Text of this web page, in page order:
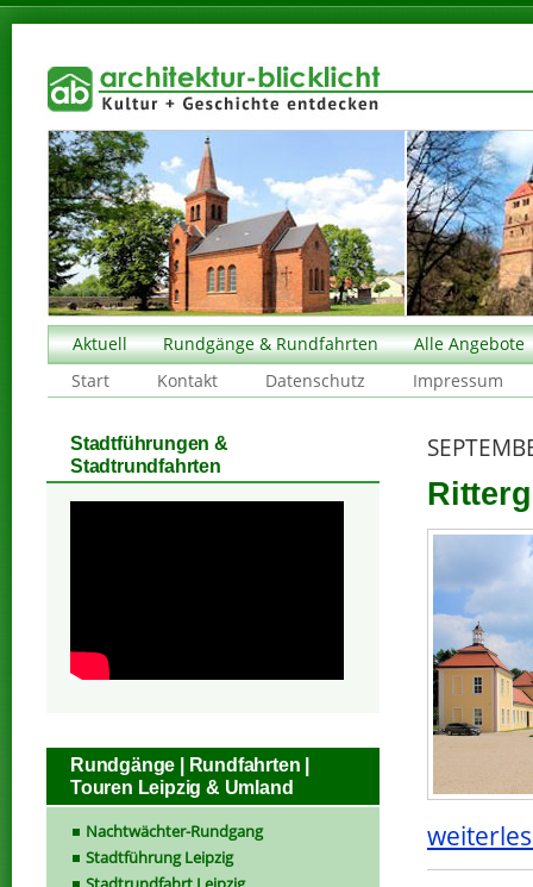
Aktuell Rundgänge & Rundfahrten
Alle Angebote
Start
Kontakt Datenschutz Impressum
Stadtführungen &
Stadtrundfahrten
Rundgänge | Rundfahrten |
Touren Leipzig & Umland
Nachtwächter-Rundgang
Stadtführung Leipzig